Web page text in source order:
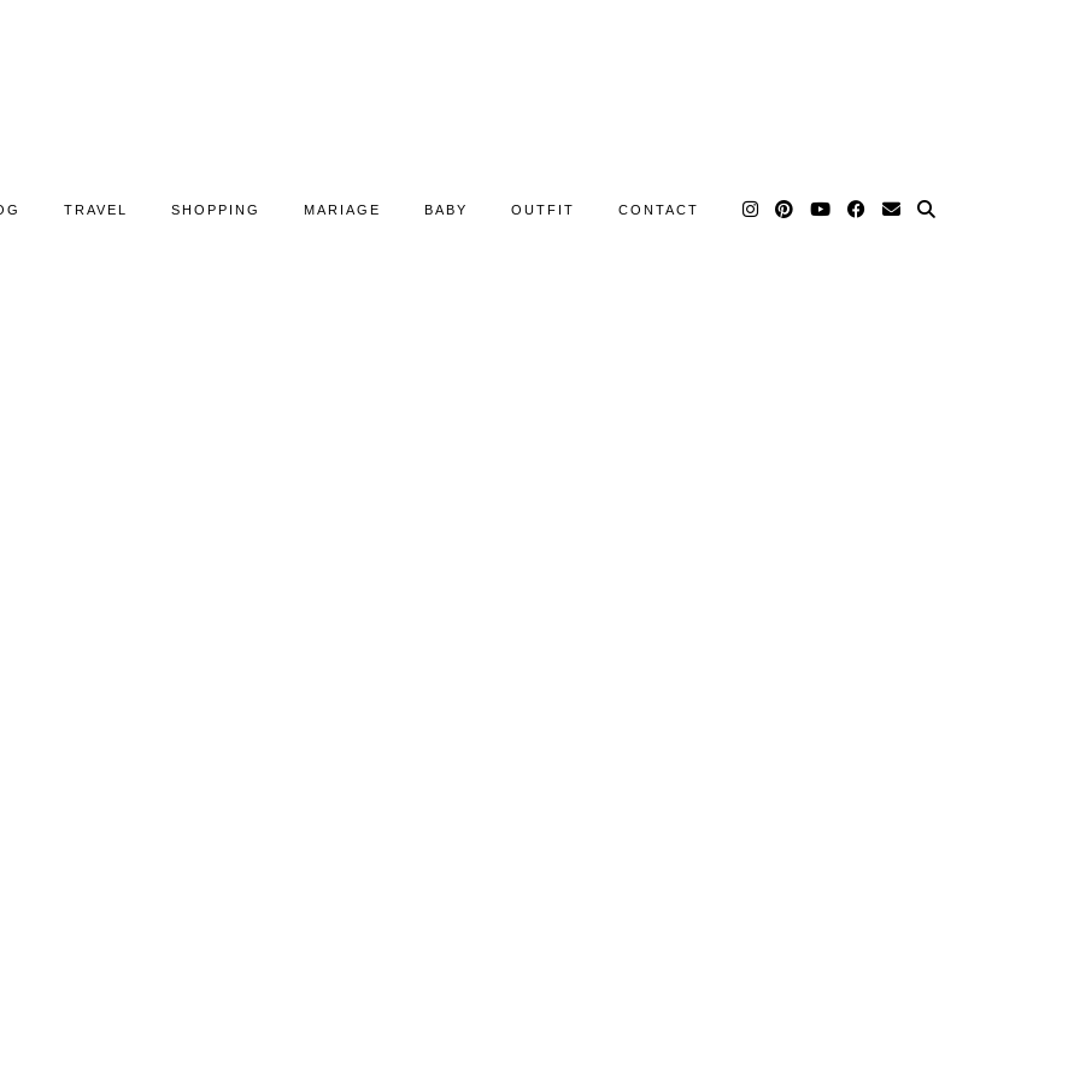
TRAVEL SHOPPING MARIAGE BABY OUTFIT CONTACT